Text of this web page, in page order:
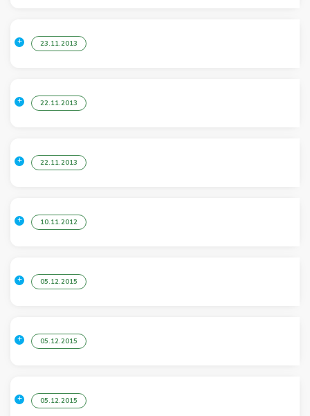
23.11.2013
22.11.2013
22.11.2013
10.11.2012
05.12.2015
05.12.2015
05.12.2015